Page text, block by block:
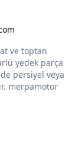
ve toptan
yedek parça
persiyel veya
merpamotor